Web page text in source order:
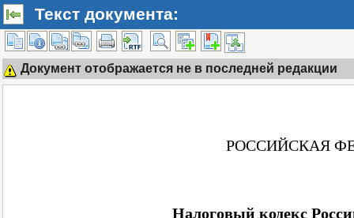
Текст документа:
Документ отображается не в последней редакции